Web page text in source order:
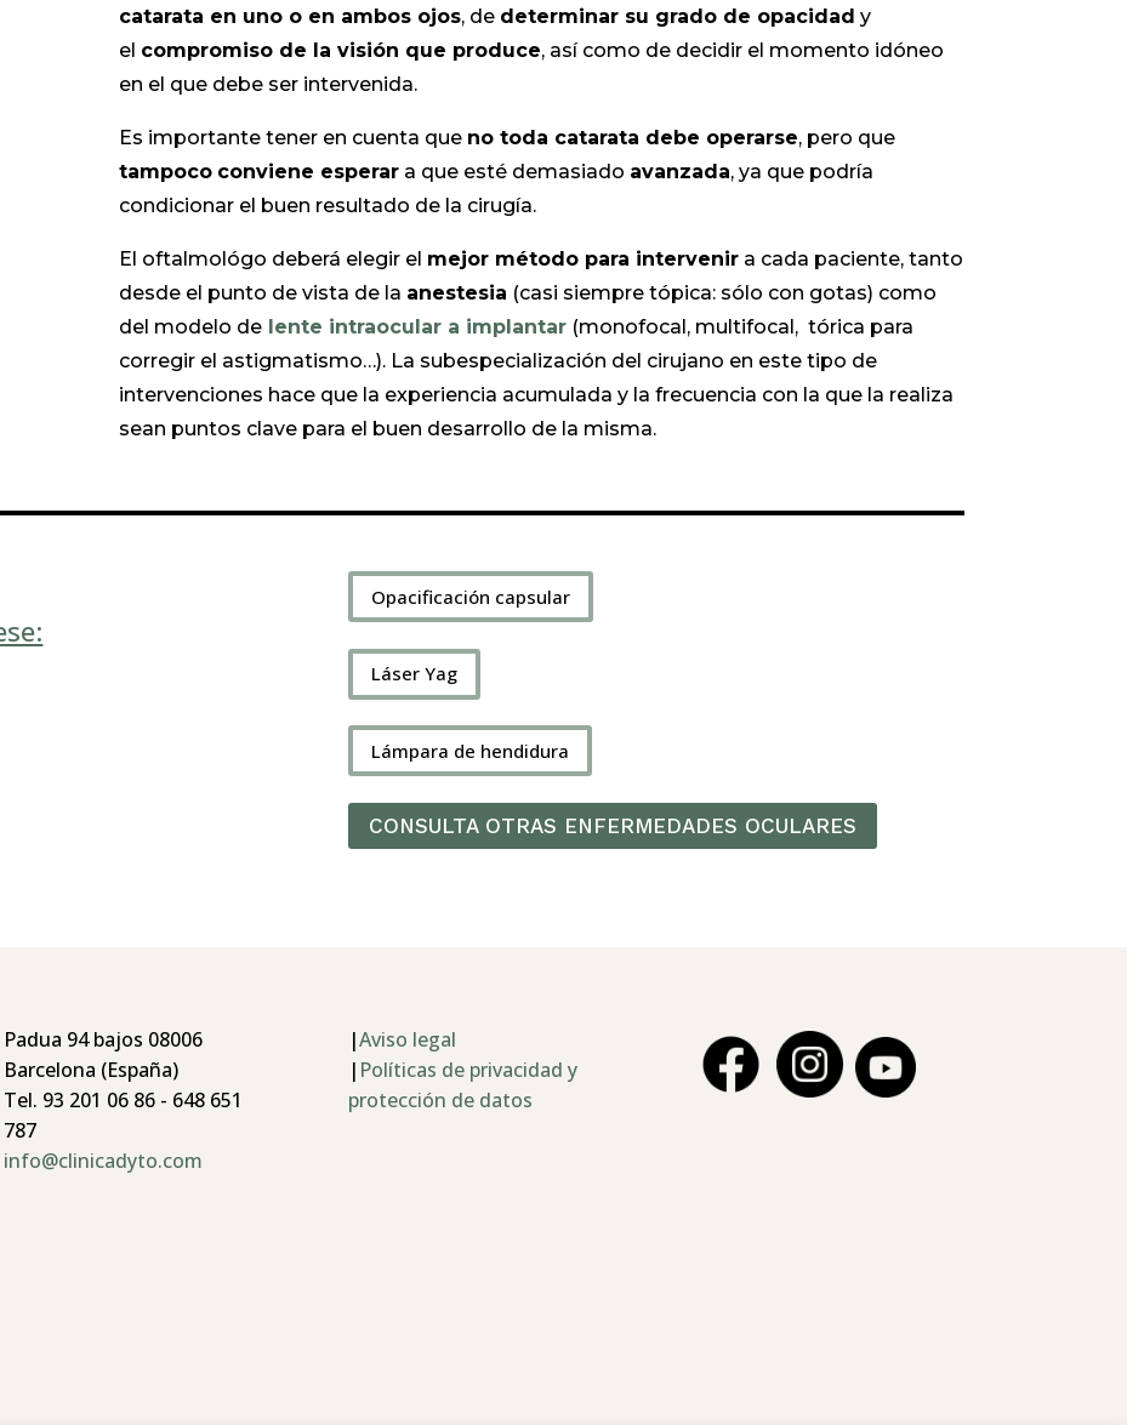
catarata en uno o en ambos ojos, de determinar su grado de opacidad y
el compromiso de la visión que produce, así como de decidir el momento idóneo
en el que debe ser intervenida.
Es importante tener en cuenta que no toda catarata debe operarse, pero que
tampoco conviene esperara que esté demasiado avanzada, ya que podría
condicionar el buen resultado de la cirugía.
El oftalmológo deberá elegir el mejor método para intervenira cada paciente, tanto
desde el punto de vista de la anestesia (casi siempre tópica: sólo con gotas) como
del modelo delente intraocular a implantar(monofocal, multifocal, tórica para
corregir el astigmatismo…). La subespecialización del cirujano en este tipo de
intervenciones hace que la experiencia acumulada y la frecuencia con la que la realiza
sean puntos clave para el buen desarrollo de la misma.
Opacificación capsular
Láser Yag
Lámpara de hendidura
CONSULTA OTRAS ENFERMEDADES OCULARES
Padua 94 bajos 08006
Barcelona (España)
Tel. 93 201 06 86 - 648 651
787
info@clinicadyto.com
|Aviso legal
| Políticas de privacidad y
protección de datos